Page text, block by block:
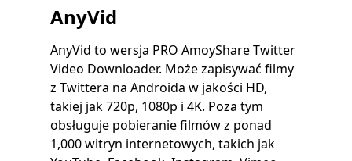
AnyVid
AnyVid to wersja PRO AmoyShare Twitter
Video Downloader. Może zapisywać filmy
z Twittera na Androida w jakości HD,
takiej jak 720p, 1080p i 4K. Poza tym
obsługuje pobieranie filmów z ponad
1,000 witryn internetowych, takich jak